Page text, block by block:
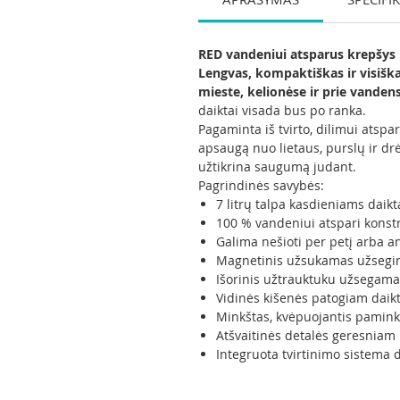
RED vandeniui atsparus
Lengvas, kompaktiškas ir
mieste, kelionėse ir prie
daiktai visada bus po ranka.
Pagaminta iš tvirto, dilimui
apsaugą nuo lietaus, purslų ir
užtikrina saugumą judant.
Pagrindinės savybės:
7 litrų talpa kasdieniams
100 % vandeniui atspari
Galima nešioti per petį arba
Magnetinis užsukamas
Išorinis užtrauktuku
Vidinės kišenės patogiam
Minkštas, kvėpuojantis
Atšvaitinės detalės
Integruota tvirtinimo sistema